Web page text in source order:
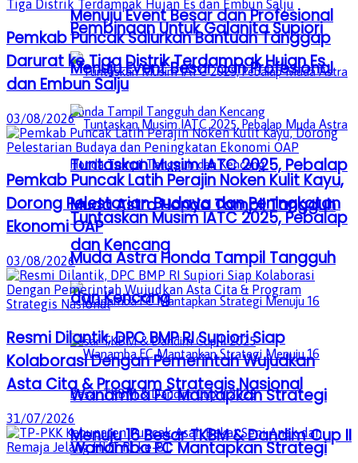
Menuju Event Besar dan Profesional
Tuntaskan Musim IATC 2025, Pebalap
Muda Astra Honda Tampil Tangguh
dan Kencang
Wanamba FC Mantapkan Strategi
Menuju 16 Besar TKBM & Dandim Cup II
Pembinaan Untuk Galanita Supiori
Menuju Event Besar dan Profesional
Tuntaskan Musim IATC 2025, Pebalap
Muda Astra Honda Tampil Tangguh
dan Kencang
Wanamba FC Mantapkan Strategi
Pemkab Puncak Salurkan Bantuan Tanggap
Darurat ke Tiga Distrik Terdampak Hujan Es
dan Embun Salju
03/08/2026
Pemkab Puncak Latih Perajin Noken Kulit Kayu,
Dorong Pelestarian Budaya dan Peningkatan
Ekonomi OAP
03/08/2026
Resmi Dilantik, DPC BMP RI Supiori Siap
Kolaborasi Dengan Pemerintah Wujudkan
Asta Cita & Program Strategis Nasional
31/07/2026